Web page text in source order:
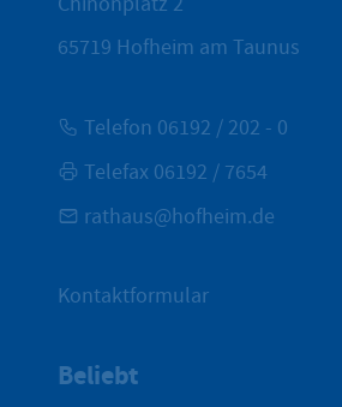
65719 Hofheim am Taunus
Telefon 06192 / 202 - 0
Telefax 06192 / 7654
rathaus@hofheim.de
Kontaktformular
Beliebt